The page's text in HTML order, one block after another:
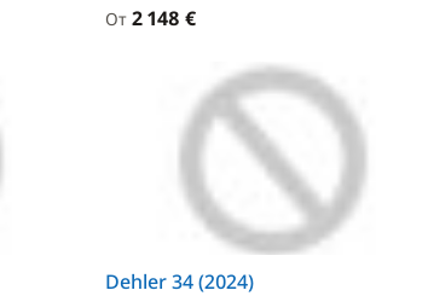
От 2 148 €
Dehler 34 (2024)